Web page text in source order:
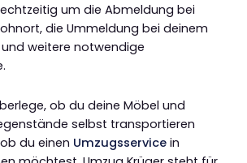
um die Abmeldung bei
die Ummeldung bei deinem
weitere notwendige
ob du deine Möbel und
selbst transportieren
du einen Umzugsservice in